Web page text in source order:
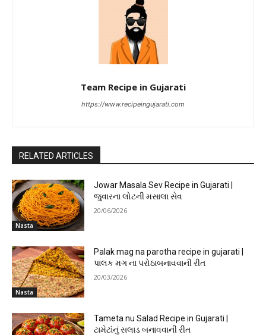
Team Recipe in Gujarati
https://www.recipeingujarati.com
RELATED ARTICLES
Nasta
Jowar Masala Sev Recipe in Gujarati |
જુવારના લોટની મસાલા સેવ
20/06/2026
Nasta
Palak mag na parotha recipe in gujarati |
પાલક મગ ના પરોઠાબનાવવાની રીત
20/03/2026
Tameta nu Salad Recipe in Gujarati |
ટામેટાંનું સલાડ બનાવવાની રીત